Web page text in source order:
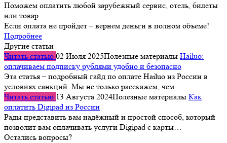
Поможем оплатить любой зарубежный сервис, отель, билеты
или товар
Если оплата не пройдет – вернем деньги в полном объеме!
Подробнее
Другие статьи
Читать статью 02 Июля 2025Полезные материалы Hailuo:
оплачиваем подписку рублями удобно и безопасно
Эта статья – подробный гайд по оплате Hailuo из России в
условиях санкций. Мы не только расскажем, чем…
Читать статью 13 Августа 2024Полезные материалы Как
оплатить Digipad из России
Рады представить вам надёжный и простой способ, который
позволит вам оплачивать услуги Digipad с карты…
Остались вопросы?